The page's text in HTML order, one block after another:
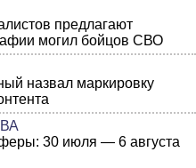
предлагают
могил бойцов СВО
назвал маркировку
30 июля — 6 августа